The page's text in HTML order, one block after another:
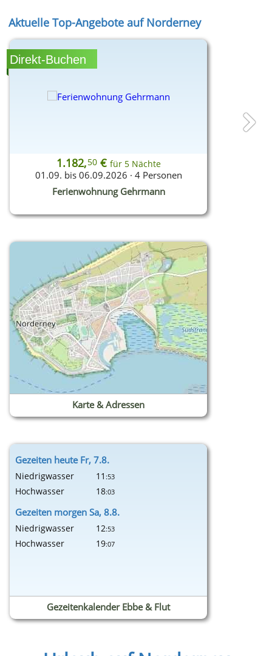
Aktuelle Top-Angebote auf Norderney
1.182,50€ für 5 Nächte
01.09. bis 06.09.2026 · 4 Personen
Ferienwohnung Gehrmann
Karte & Adressen
Gezeiten heute Fr, 7.8.
Niedrigwasser 11:53
Hochwasser 18:03
Gezeiten morgen Sa, 8.8.
Niedrigwasser 12:53
Hochwasser 19:07
Gezeitenkalender Ebbe & Flut